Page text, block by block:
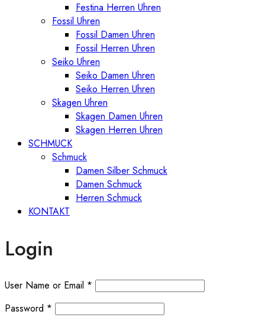
Festina Herren Uhren
Fossil Uhren
Fossil Damen Uhren
Fossil Herren Uhren
Seiko Uhren
Seiko Damen Uhren
Seiko Herren Uhren
Skagen Uhren
Skagen Damen Uhren
Skagen Herren Uhren
SCHMUCK
Schmuck
Damen Silber Schmuck
Damen Schmuck
Herren Schmuck
KONTAKT
Login
User Name or Email *
Password *